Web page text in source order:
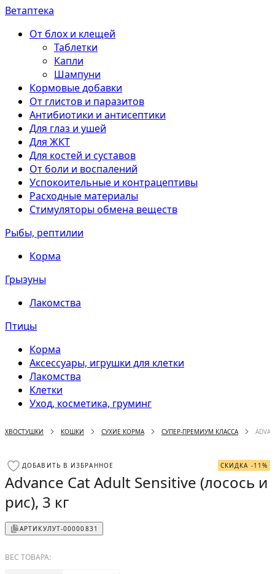
Ветаптека
От блох и клещей
Таблетки
Капли
Шампуни
Кормовые добавки
От глистов и паразитов
Антибиотики и антисептики
Для глаз и ушей
Для ЖКТ
Для костей и суставов
От боли и воспалений
Успокоительные и контрацептивы
Расходные материалы
Стимуляторы обмена веществ
Рыбы, рептилии
Корма
Грызуны
Лакомства
Птицы
Корма
Аксессуары, игрушки для клетки
Лакомства
Клетки
Уход, косметика, груминг
ХВОСТУШКИ КОШКИ СУХИЕ КОРМА СУПЕР-ПРЕМИУМ КЛАССА
ДОБАВИТЬ В ИЗБРАННОЕ СКИДКА -11%
Advance Cat Adult Sensitive (лосось и
рис), 3 кг
АРТИКУЛУТ-00000831
ВЕС ТОВАРА: